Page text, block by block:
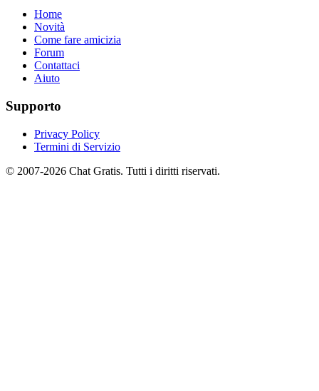
Home
Novità
Come fare amicizia
Forum
Contattaci
Aiuto
Supporto
Privacy Policy
Termini di Servizio
© 2007-2026 Chat Gratis. Tutti i diritti riservati.